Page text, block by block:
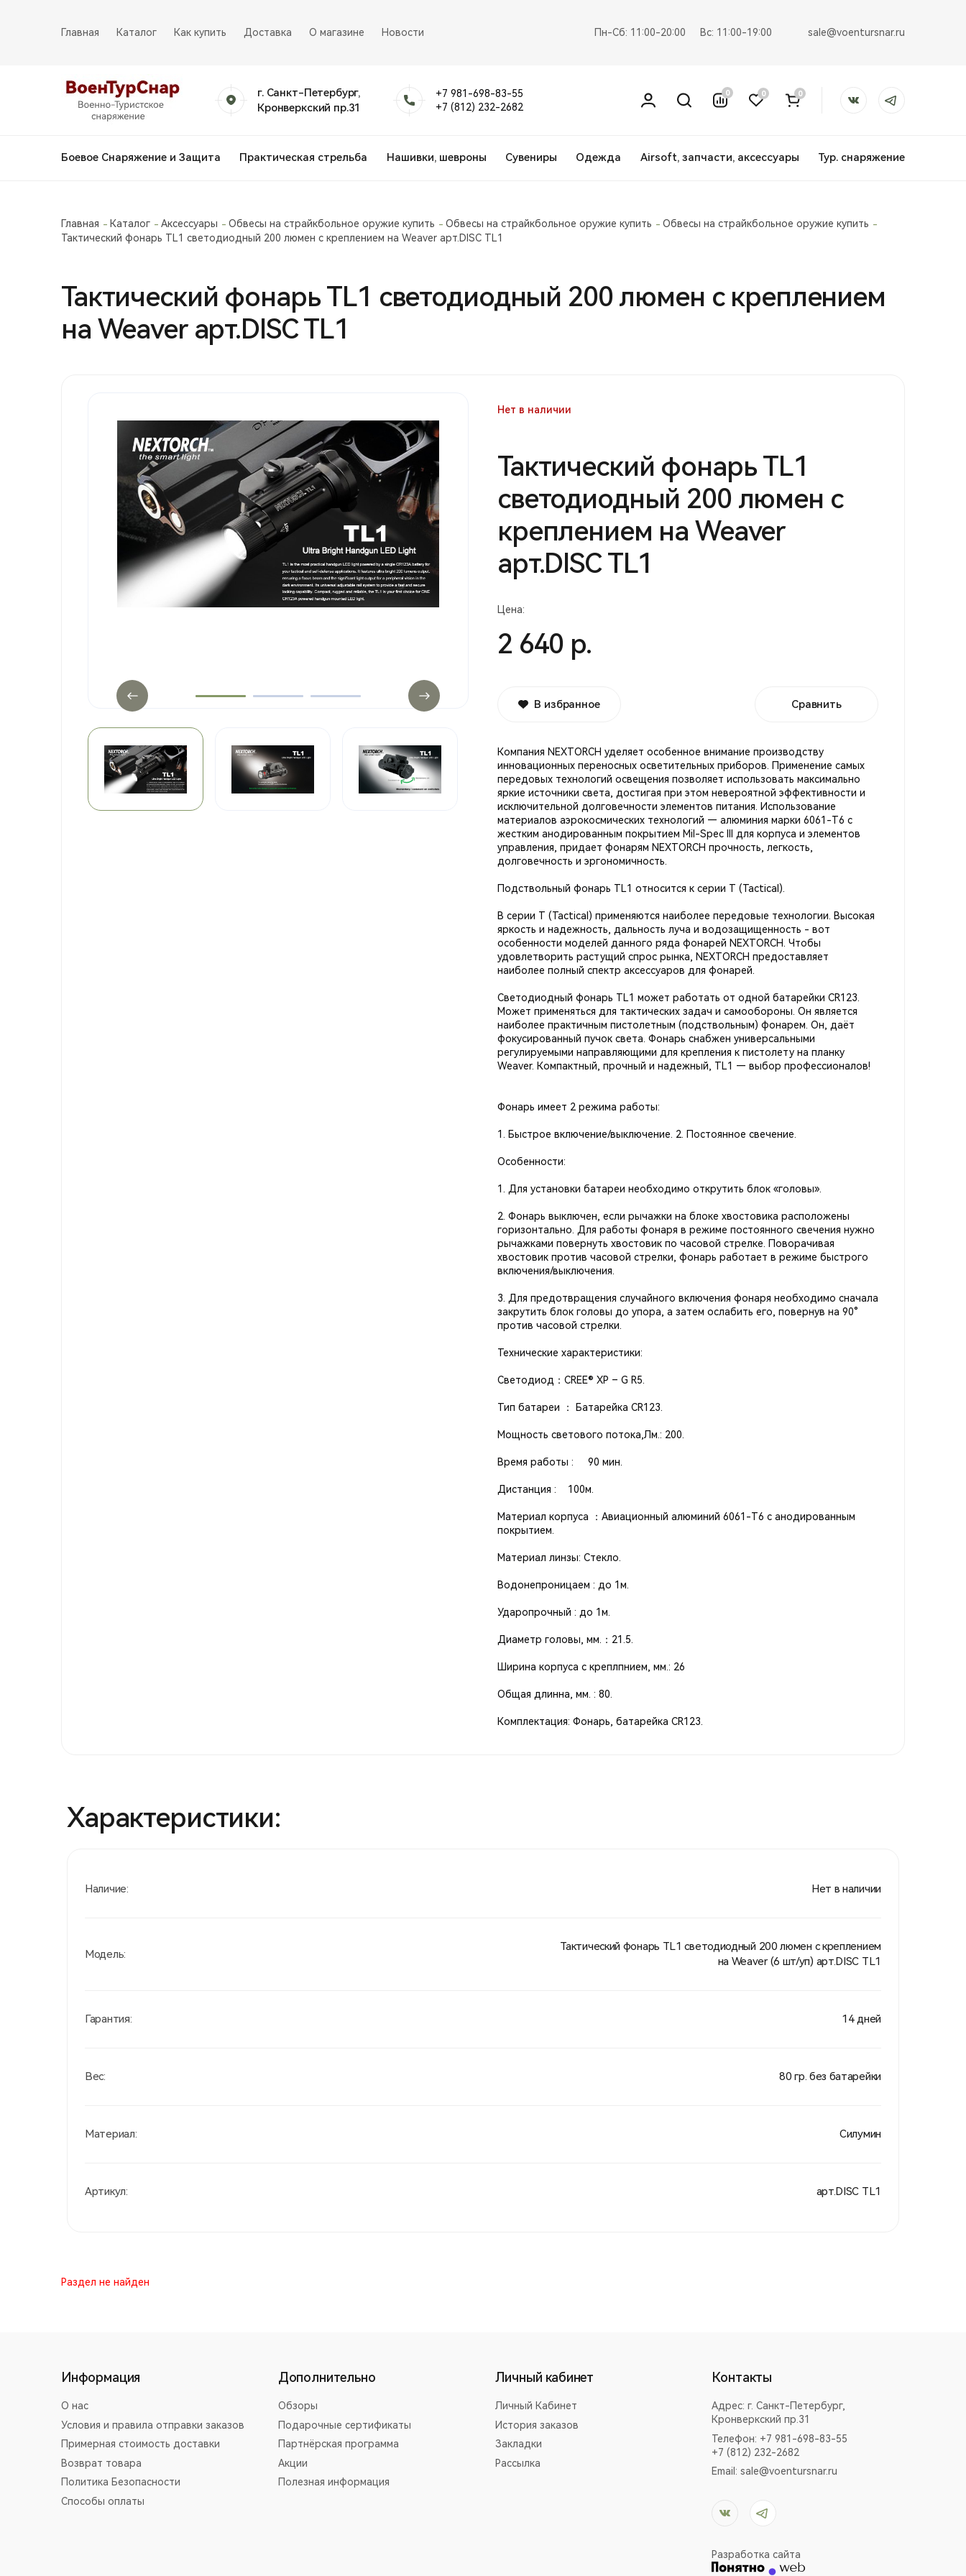
Главная Каталог Как купить Доставка О магазине Новости Пн-Сб: 11:00-20:00 Вс: 11:00-19:00 sale@voentursnar.ru
г. Санкт-Петербург,
Кронверкский пр.31
+7 981-698-83-55
+7 (812) 232-2682
0 0 0
Боевое Снаряжение и Защита Практическая стрельба Нашивки, шевроны Сувениры Одежда Airsoft, запчасти, аксессуары Тур. снаряжение
Главная Каталог Аксессуары Обвесы на страйкбольное оружие купить Обвесы на страйкбольное оружие купить
Обвесы на страйкбольное оружие купить
Тактический фонарь TL1 светодиодный 200 люмен с креплением на Weaver арт.DISC TL1
Тактический фонарь TL1 светодиодный 200 люмен с креплением
на Weaver арт.DISC TL1
Нет в наличии
Тактический фонарь TL1
светодиодный 200 люмен с
креплением на Weaver
арт.DISC TL1
Цена:
2 640 р.
В избранное Сравнить
Компания NEXTORCH уделяет особенное внимание производству
инновационных переносных осветительных приборов. Применение самых
передовых технологий освещения позволяет использовать максимально
яркие источники света, достигая при этом невероятной эффективности и
исключительной долговечности элементов питания. Использование
материалов аэрокосмических технологий — алюминия марки 6061-T6 с
жестким анодированным покрытием Mil-Spec III для корпуса и элементов
управления, придает фонарям NEXTORCH прочность, легкость,
долговечность и эргономичность.
Подствольный фонарь TL1 относится к серии T (Tactical).
В серии T (Tactical) применяются наиболее передовые технологии. Высокая
яркость и надежность, дальность луча и водозащищенность - вот
особенности моделей данного ряда фонарей NEXTORCH. Чтобы
удовлетворить растущий спрос рынка, NEXTORCH предоставляет
наиболее полный спектр аксессуаров для фонарей.
Светодиодный фонарь TL1 может работать от одной батарейки CR123.
Может применяться для тактических задач и самообороны. Он является
наиболее практичным пистолетным (подствольным) фонарем. Он, даёт
фокусированный пучок света. Фонарь снабжен универсальными
регулируемыми направляющими для крепления к пистолету на планку
Weaver. Компактный, прочный и надежный, TL1 — выбор профессионалов!
Фонарь имеет 2 режима работы:
1. Быстрое включение/выключение. 2. Постоянное свечение.
Особенности:
1. Для установки батареи необходимо открутить блок «головы».
2. Фонарь выключен, если рычажки на блоке хвостовика расположены
горизонтально. Для работы фонаря в режиме постоянного свечения нужно
рычажками повернуть хвостовик по часовой стрелке. Поворачивая
хвостовик против часовой стрелки, фонарь работает в режиме быстрого
включения/выключения.
3. Для предотвращения случайного включения фонаря необходимо сначала
закрутить блок головы до упора, а затем ослабить его, повернув на 90°
против часовой стрелки.
Технические характеристики:
Светодиод：CREE® XP – G R5.
Тип батареи ： Батарейка CR123.
Мощность светового потока,Лм.: 200.
Время работы : 90 мин.
Дистанция : 100м.
Материал корпуса ：Авиационный алюминий 6061-T6 с анодированным
покрытием.
Материал линзы: Стекло.
Водонепроницаем : до 1м.
Ударопрочный : до 1м.
Диаметр головы, мм.：21.5.
Ширина корпуса с креплпнием, мм.: 26
Общая длинна, мм. : 80.
Комплектация: Фонарь, батарейка CR123.
Характеристики:
Наличие: Нет в наличии
Модель:
Тактический фонарь TL1 светодиодный 200 люмен с креплением
на Weaver (6 шт/уп) арт.DISC TL1
Гарантия: 14 дней
Вес: 80 гр. без батарейки
Материал: Силумин
Артикул: арт.DISC TL1
Раздел не найден
Информация
О нас
Условия и правила отправки заказов
Примерная стоимость доставки
Возврат товара
Политика Безопасности
Способы оплаты
Дополнительно
Обзоры
Подарочные сертификаты
Партнёрская программа
Акции
Полезная информация
Личный кабинет
Личный Кабинет
История заказов
Закладки
Рассылка
Контакты
Адрес:г. Санкт-Петербург,
Кронверкский пр.31
Телефон: +7 981-698-83-55
+7 (812) 232-2682
Email:sale@voentursnar.ru
Разработка сайта